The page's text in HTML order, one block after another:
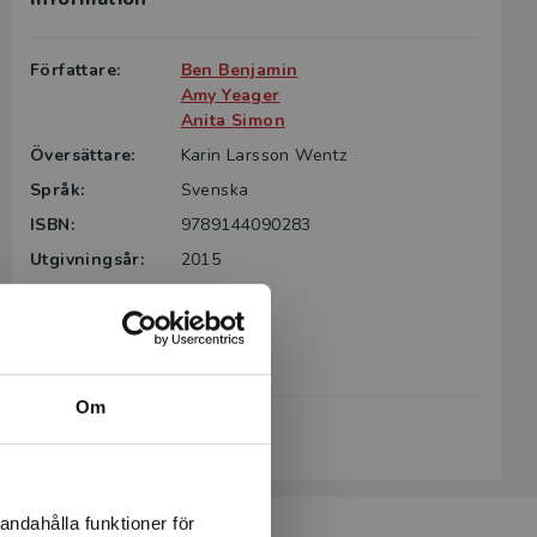
Om
funktioner för
Författare:
Ben Benjamin
Amy Yeager
Anita Simon
Översättare:
Karin Larsson Wentz
Språk:
Svenska
ISBN:
9789144090283
Utgivningsår:
2015
Första